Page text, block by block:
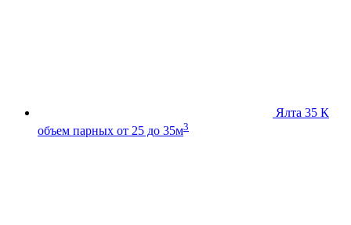
Ялта 35 К
объем парных от 25 до 35м3